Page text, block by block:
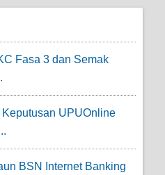
Fasa 3 dan Semak
UPUOnline
BSN Internet Banking